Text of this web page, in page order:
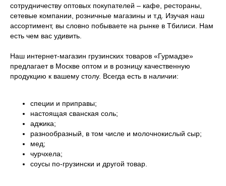
сотрудничеству оптовых покупателей – кафе, рестораны,
сетевые компании, розничные магазины и т.д. Изучая наш
ассортимент, вы словно побываете на рынке в Тбилиси. Нам
есть чем вас удивить.
Наш интернет-магазин грузинских товаров «Гурмадзе»
предлагает в Москве оптом и в розницу качественную
продукцию к вашему столу. Всегда есть в наличии:
специи и приправы;
настоящая сванская соль;
аджика;
разнообразный, в том числе и молочнокислый сыр;
мед;
чурчхела;
соусы по-грузински и другой товар.